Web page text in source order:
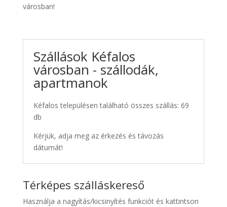
városban!
Szállások Kéfalos
városban - szállodák,
apartmanok
Kéfalos településen található összes szállás: 69
db
Kérjük, adja meg az érkezés és távozás
dátumát!
Térképes szálláskereső
Használja a nagyítás/kicsinyítés funkciót és kattintson